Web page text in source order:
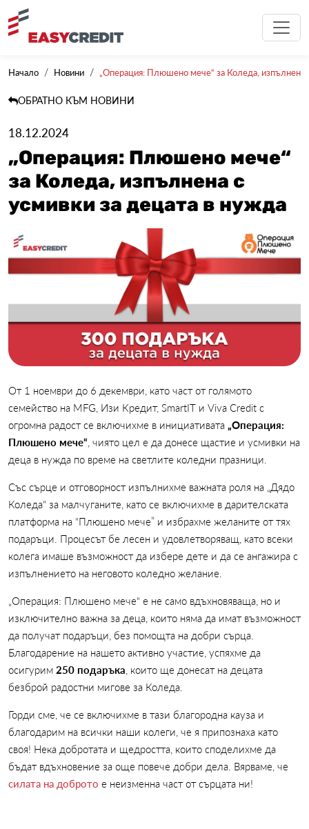
Начало Новини „Операция: Плюшено мече“ за Коледа, изпълнена
ОБРАТНО КЪМ НОВИНИ
18.12.2024
„Операция: Плюшено мече“
за Коледа, изпълнена с
усмивки за децата в нужда
От 1 ноември до 6 декември, като част от голямото
семейство на MFG, Изи Кредит, SmartIT и Viva Credit с
огромна радост се включихме в инициативата „Операция:
Плюшено мече“, чиято цел е да донесе щастие и усмивки на
деца в нужда по време на светлите коледни празници.
Със сърце и отговорност изпълнихме важната роля на „Дядо
Коледа“ за малчуганите, като се включихме в дарителската
платформа на “Плюшено мече” и избрахме желаните от тях
подаръци. Процесът бе лесен и удовлетворяващ, като всеки
колега имаше възможност да избере дете и да се ангажира с
изпълнението на неговото коледно желание.
„Операция: Плюшено мече“ е не само вдъхновяваща, но и
изключително важна за деца, които няма да имат възможност
да получат подаръци, без помощта на добри сърца.
Благодарение на нашето активно участие, успяхме да
осигурим 250 подаръка, които ще донесат на децата
безброй радостни мигове за Коледа.
Горди сме, че се включихме в тази благородна кауза и
благодарим на всички наши колеги, че я припознаха като
своя! Нека добротата и щедростта, които споделихме да
бъдат вдъхновение за още повече добри дела. Вярваме, че
силата на доброто е неизменна част от сърцата ни!